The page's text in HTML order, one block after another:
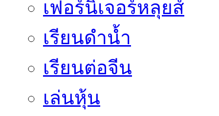
เฟอร์นิเจอร์หลุยส์
เรียนดำน้ำ
เรียนต่อจีน
เล่นหุ้น